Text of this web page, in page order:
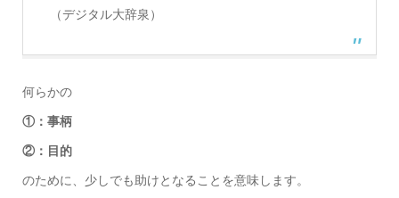
（デジタル大辞泉）
何らかの
①：事柄
②：目的
のために、少しでも助けとなることを意味します。